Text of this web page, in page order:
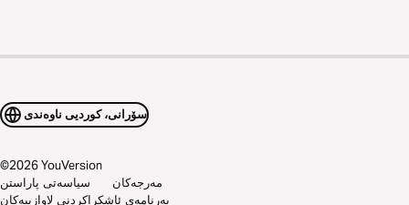
سۆرانی، کوردیی ناوەندی
©2026YouVersion
سیاسەتی پاراستن
مەرجەکان
بەرنامەی ئاشکراکردنی لاوازییەکان